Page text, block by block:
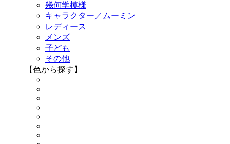
幾何学模様
キャラクター／ムーミン
レディース
メンズ
子ども
その他
【色から探す】